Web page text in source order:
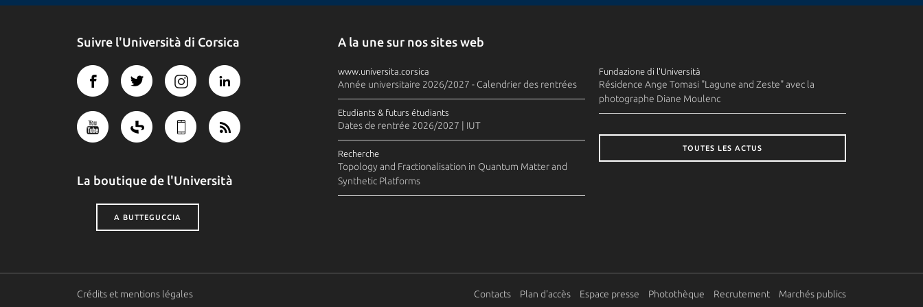
Suivre l'Università di Corsica
La boutique de l'Università
A BUTTEGUCCIA
A la une sur nos sites web
www.universita.corsica
Année universitaire 2026/2027 - Calendrier des rentrées
Etudiants & futurs étudiants
Dates de rentrée 2026/2027 | IUT
Recherche
Topology and Fractionalisation in Quantum Matter and
Synthetic Platforms
Fundazione di l'Università
Résidence Ange Tomasi "Lagune and Zeste" avec la
photographe Diane Moulenc
TOUTES LES ACTUS
Crédits et mentions légales Contacts Plan d'accès Espace presse Photothèque Recrutement Marchés publics